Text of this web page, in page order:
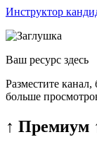
Инструктор
Ваш ресурс здесь
Разместите
больше
↑ Премиум